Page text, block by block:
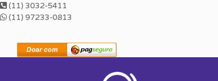
(11) 3032-5411
(11) 97233-0813